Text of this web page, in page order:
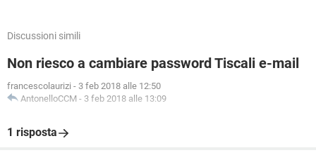
Discussioni simili
Non riesco a cambiare password Tiscali e-mail
francescolaurizi - 3 feb 2018 alle 12:50
AntonelloCCM - 3 feb 2018 alle 13:09
1 risposta